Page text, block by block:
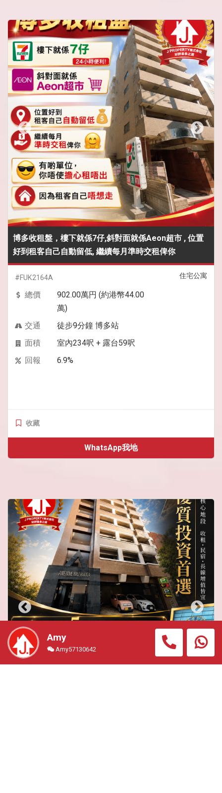
博多收租盤，樓下就係7仔,斜對面就係Aeon超市 , 位置
好到租客自己自動留低, 繼續每月準時交租俾你
住宅公寓
#FUK2164A
總價
902.00萬円 (約港幣44.00
萬)
交通
徒步9分鐘 博多站
面積
室內234呎 + 露台59呎
回報
6.9%
收藏
WhatsApp我地
Amy
Amy57130642